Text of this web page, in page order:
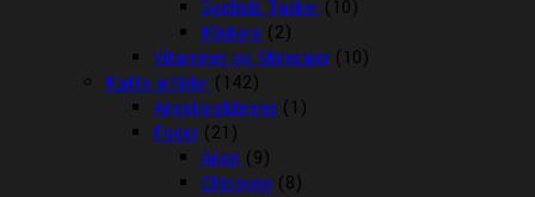
Godbids Tasker (10)
Klikkere (2)
Vitaminer og Mineraler (10)
Katte artikler (142)
Angstproblemer (1)
Foder (21)
Arion (9)
Chicopee (8)